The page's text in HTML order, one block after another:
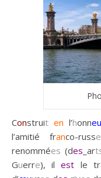
Construit en l’honneu
l’amitié franco-russe
renommées (des _ar
Guerre), ilest le tr